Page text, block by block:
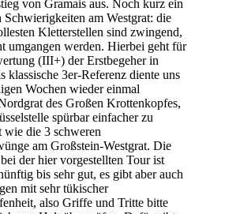
von Gramais aus. Noch kurz ein
Schwierigkeiten am Westgrat: die
Kletterstellen sind zwingend,
umgangen werden. Hierbei geht für
(III+) der Erstbegeher in
klassische 3er-Referenz diente uns
Wochen wieder einmal
des Großen Krottenkopfes,
spürbar einfacher zu
wie die 3 schweren
am Großstein-Westgrat. Die
der hier vorgestellten Tour ist
bis sehr gut, es gibt aber auch
mit sehr tükischer
also Griffe und Tritte bitte